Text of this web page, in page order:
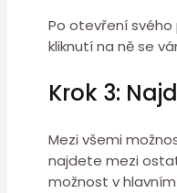
Po otevření svého
kliknutí na ně se
Krok 3:
Mezi všemi
najdete mezi
možnost v